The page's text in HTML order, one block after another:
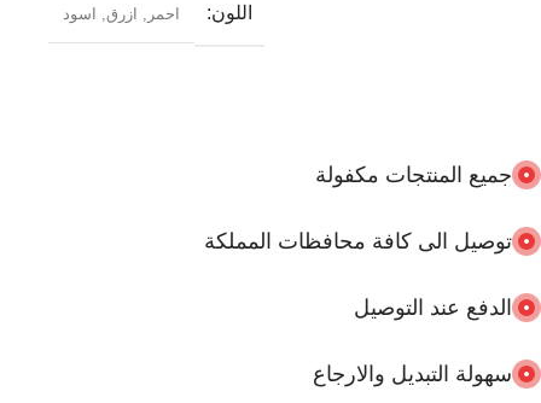
اللون احمر ازرق اسود
جميع المنتجات مكفولة
توصيل الى كافة محافظات المملكة
الدفع عند التوصيل
سهولة التبديل والارجاع